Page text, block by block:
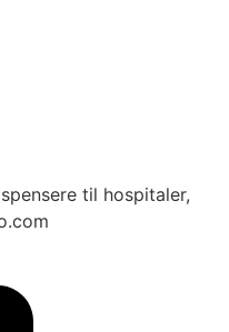
til hospitaler,